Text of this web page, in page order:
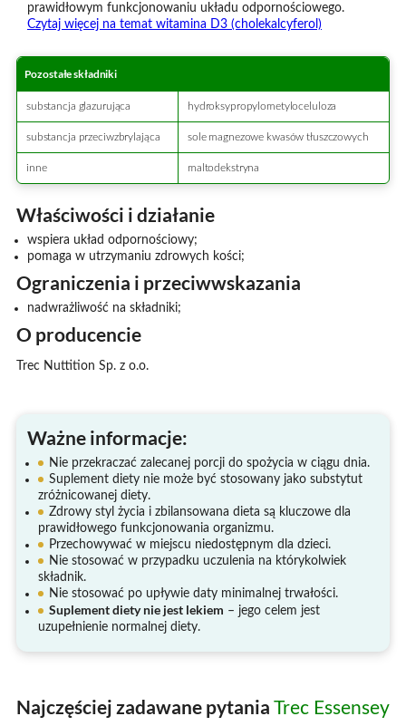
prawidłowym funkcjonowaniu układu odpornościowego.
Czytaj więcej na temat witamina D3 (cholekalcyferol)
Pozostałe składniki
substancja glazurująca hydroksypropylometyloceluloza
substancja przeciwzbrylająca sole magnezowe kwasów tłuszczowych
inne maltodekstryna
Właściwości i działanie
wspiera układ odpornościowy;
pomaga w utrzymaniu zdrowych kości;
Ograniczenia i przeciwwskazania
nadwrażliwość na składniki;
O producencie
Trec Nuttition Sp. z o.o.
Ważne informacje:
Nie przekraczać zalecanej porcji do spożycia w ciągu dnia.
Suplement diety nie może być stosowany jako substytut
zróżnicowanej diety.
Zdrowy styl życia i zbilansowana dieta są kluczowe dla
prawidłowego funkcjonowania organizmu.
Przechowywać w miejscu niedostępnym dla dzieci.
Nie stosować w przypadku uczulenia na którykolwiek
składnik.
Nie stosować po upływie daty minimalnej trwałości.
Suplement diety nie jest lekiem – jego celem jest
uzupełnienie normalnej diety.
Najczęściej zadawane pytania Trec Essensey